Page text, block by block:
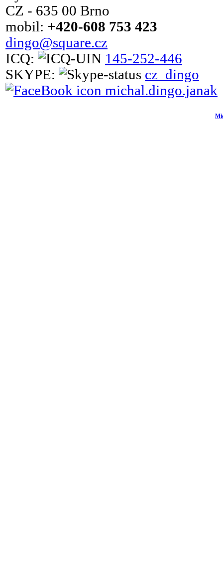
CZ - 635 00 Brno
mobil: +420-608 753 423
dingo@square.cz
ICQ:
145-252-446
SKYPE:
cz_dingo
michal.dingo.janak